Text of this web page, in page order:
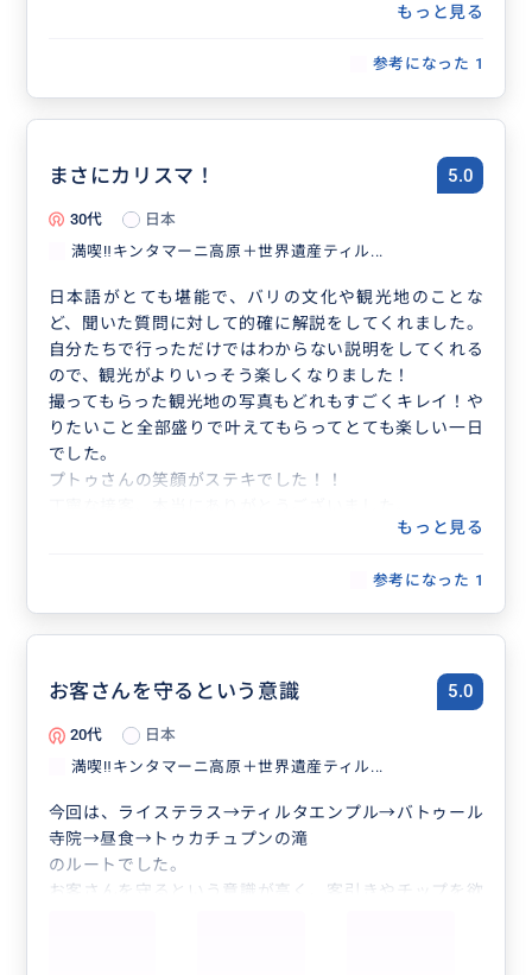
もっと見る
参考になった 1
まさにカリスマ！ 5.0
30代
日本
満喫‼️キンタマーニ高原＋世界遺産ティル...
日本語がとても堪能で、バリの文化や観光地のことな
ど、聞いた質問に対して的確に解説をしてくれました。
自分たちで行っただけではわからない説明をしてくれる
ので、観光がよりいっそう楽しくなりました！
撮ってもらった観光地の写真もどれもすごくキレイ！や
りたいこと全部盛りで叶えてもらってとても楽しい一日
でした。
プトゥさんの笑顔がステキでした！！
もっと見る
参考になった 1
お客さんを守るという意識 5.0
20代
日本
満喫‼️キンタマーニ高原＋世界遺産ティル...
今回は、ライステラス→ティルタエンプル→バトゥール
寺院→昼食→トゥカチュプンの滝
のルートでした。
お客さんを守るという意識が高く、客引きやチップを欲